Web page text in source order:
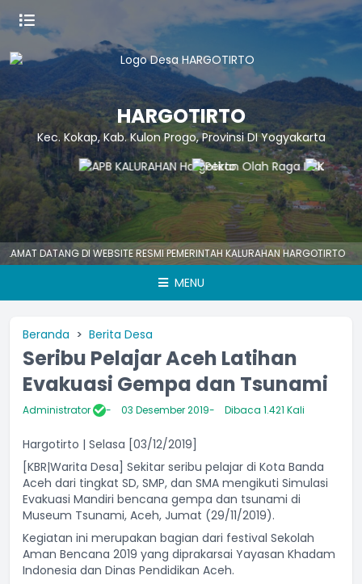
HARGOTIRTO
Kec. Kokap, Kab. Kulon Progo, Provinsi DI Yogyakarta
DATANG DI WEBSITE RESMI PEMERINTAH KALURAHAN HARGOTIRTO
MENU
Beranda Berita Desa
Seribu Pelajar Aceh Latihan
Evakuasi Gempa dan Tsunami
Administrator 03 Desember 2019 Dibaca 1.421 Kali
Hargotirto | Selasa [03/12/2019]
[KBR|Warita Desa] Sekitar seribu pelajar di Kota Banda
Aceh dari tingkat SD, SMP, dan SMA mengikuti Simulasi
Evakuasi Mandiri bencana gempa dan tsunami di
Museum Tsunami, Aceh, Jumat (29/11/2019).
Kegiatan ini merupakan bagian dari festival Sekolah
Aman Bencana 2019 yang diprakarsai Yayasan Khadam
Indonesia dan Dinas Pendidikan Aceh.